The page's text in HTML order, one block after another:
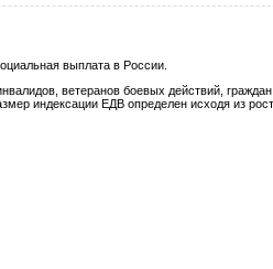
выплата в России.
ветеранов боевых действий,
индексации ЕДВ определен исходя из